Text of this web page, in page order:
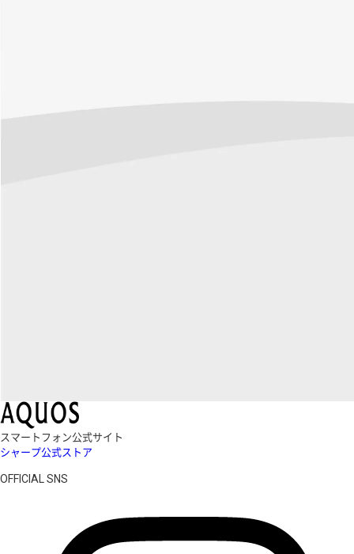
スマートフォン公式サイト
シャープ公式ストア
OFFICIAL SNS